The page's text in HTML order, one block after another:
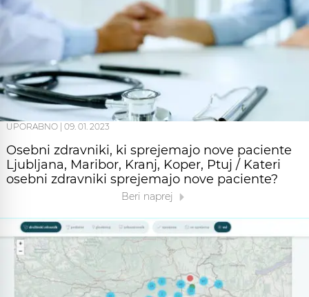
UPORABNO | 09. 01. 2023
Osebni zdravniki, ki sprejemajo nove paciente
Ljubljana, Maribor, Kranj, Koper, Ptuj / Kateri
osebni zdravniki sprejemajo nove paciente?
Beri naprej